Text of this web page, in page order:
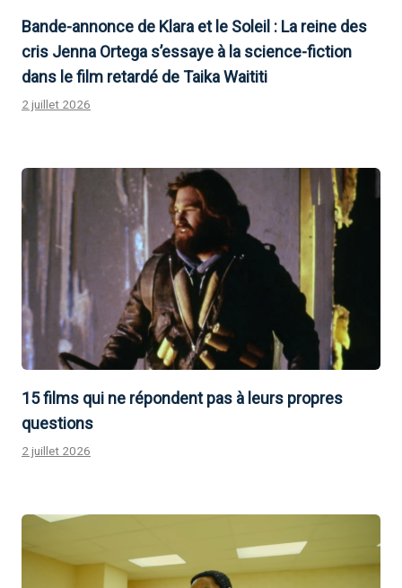
Bande-annonce de Klara et le Soleil : La reine des
cris Jenna Ortega s’essaye à la science-fiction
dans le film retardé de Taika Waititi
2 juillet 2026
15 films qui ne répondent pas à leurs propres
questions
2 juillet 2026